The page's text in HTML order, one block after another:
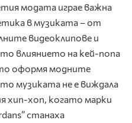
модата играе важна
в музиката – от
видеоклипове и
влиянието на кей-попа
оформя модните
музиката не е виждала
хип-хоп, когато марки
станаха